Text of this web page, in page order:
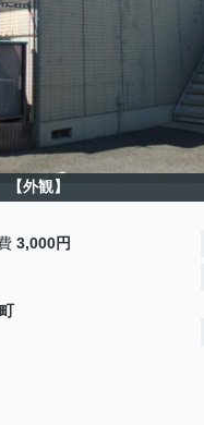
【外観】
3,000円